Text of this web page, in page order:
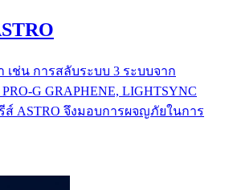
เช่น การสลับระบบ 3 ระบบจาก
G GRAPHENE, LIGHTSYNC
ASTRO จึงมอบการผจญภัยในการ